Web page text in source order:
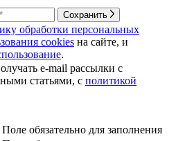
Сохранить
обработки персональных
cookies на сайте, и
.
e-mail рассылки с
статьями, с политикой
Поле обязательно для заполнения